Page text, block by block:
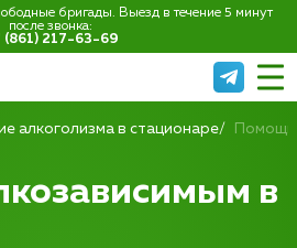
бригады. Выезд в течение 5 минут
после звонка:
(861) 217-63-69
алкоголизма в стационаре
в